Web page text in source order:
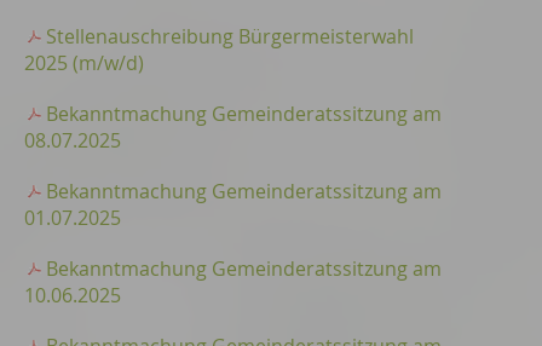
Stellenauschreibung Bürgermeisterwahl
2025 (m/w/d)
Bekanntmachung Gemeinderatssitzung am
08.07.2025
Bekanntmachung Gemeinderatssitzung am
01.07.2025
Bekanntmachung Gemeinderatssitzung am
10.06.2025